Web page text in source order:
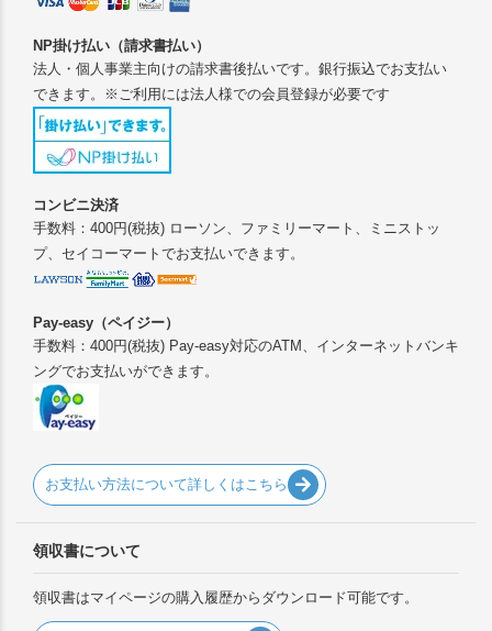
NP掛け払い（請求書払い）
法人・個人事業主向けの請求書後払いです。銀行振込でお支払い
できます。※ご利用には法人様での会員登録が必要です
コンビニ決済
手数料：400円(税抜) ローソン、ファミリーマート、ミニストッ
プ、セイコーマートでお支払いできます。
Pay-easy（ペイジー）
手数料：400円(税抜) Pay-easy対応のATM、インターネットバンキ
ングでお支払いができます。
お支払い方法について詳しくはこちら
領収書について
領収書はマイページの購入履歴からダウンロード可能です。